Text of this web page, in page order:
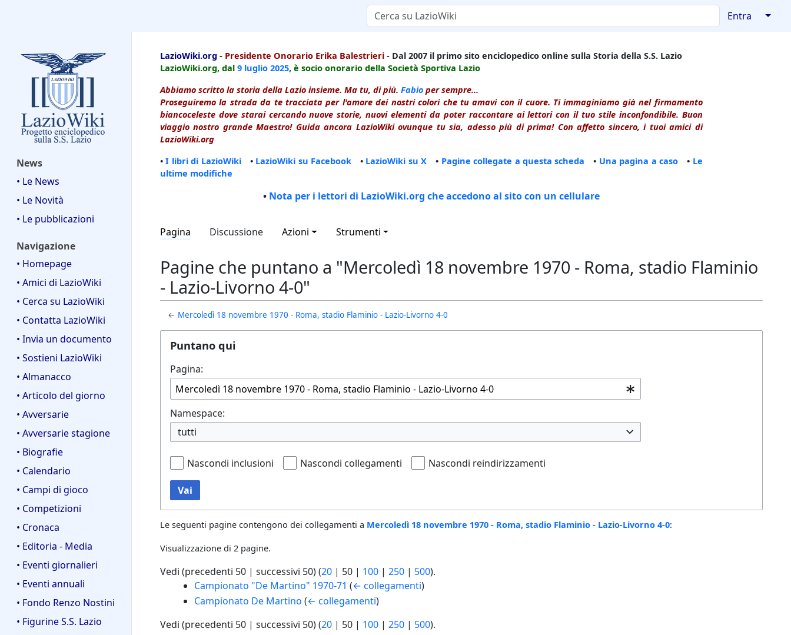
Entra ↓
News
• Le News
• Le Novità
• Le pubblicazioni
Navigazione
• Homepage
• Amici di LazioWiki
• Cerca su LazioWiki
• Contatta LazioWiki
• Invia un documento
• Sostieni LazioWiki
• Almanacco
• Articolo del giorno
• Avversarie
• Avversarie stagione
• Biografie
• Calendario
• Campi di gioco
• Competizioni
• Cronaca
• Editoria - Media
• Eventi giornalieri
• Eventi annuali
• Fondo Renzo Nostini
• Figurine S.S. Lazio
LazioWiki.org - Presidente Onorario Erika Balestrieri - Dal 2007 il primo sito enciclopedico online sulla Storia della S.S. Lazio
LazioWiki.org, dal 9 luglio 2025, è socio onorario della Società Sportiva Lazio
Abbiamo scritto la storia della Lazio insieme. Ma tu, di più. Fabio per sempre...
Proseguiremo la strada da te tracciata per l'amore dei nostri colori che tu amavi con il cuore. Ti immaginiamo già nel firmamento
biancoceleste dove starai cercando nuove storie, nuovi elementi da poter raccontare ai lettori con il tuo stile inconfondibile. Buon
viaggio nostro grande Maestro! Guida ancora LazioWiki ovunque tu sia, adesso più di prima! Con affetto sincero, i tuoi amici di
LazioWiki.org
•I libri di LazioWiki• LazioWiki su Facebook • LazioWiki su X • Pagine collegate a questa scheda • Una pagina a caso • Le
ultime modifiche
• Nota per i lettori di LazioWiki.org che accedono al sito con un cellulare
Pagina Discussione Azioni Strumenti
Pagine che puntano a "Mercoledì 18 novembre 1970 - Roma, stadio Flaminio
- Lazio-Livorno 4-0"
← Mercoledì 18 novembre 1970 - Roma, stadio Flaminio - Lazio-Livorno 4-0
Puntano qui
Pagina:
Namespace:
tutti
Nascondi inclusioni Nascondi collegamenti Nascondi reindirizzamenti
Vai
Le seguenti pagine contengono dei collegamenti a Mercoledì 18 novembre 1970 - Roma, stadio Flaminio - Lazio-Livorno 4-0:
Visualizzazione di 2 pagine.
Vedi (precedenti 50 | successivi 50) (20 | 50 | 100 | 250 | 500).
Campionato "De Martino" 1970-71 (← collegamenti)
Campionato De Martino (← collegamenti)
Vedi (precedenti 50 | successivi 50) (20 | 50 | 100 | 250 | 500).